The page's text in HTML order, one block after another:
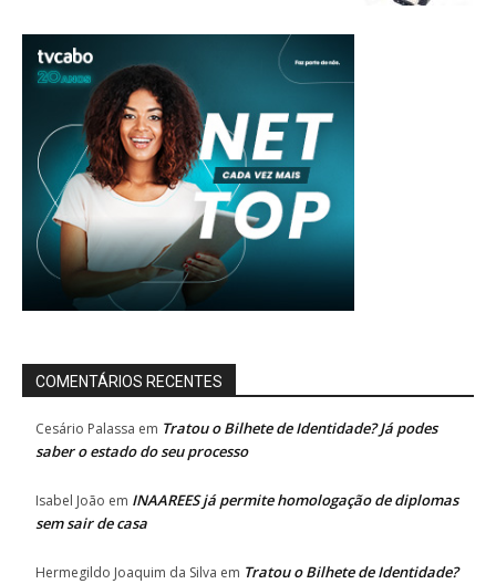
COMENTÁRIOS RECENTES
Cesário Palassa em Tratou o Bilhete de Identidade? Já podes
saber o estado do seu processo
Isabel João em INAAREES já permite homologação de diplomas
sem sair de casa
Hermegildo Joaquim da Silva em Tratou o Bilhete de Identidade?